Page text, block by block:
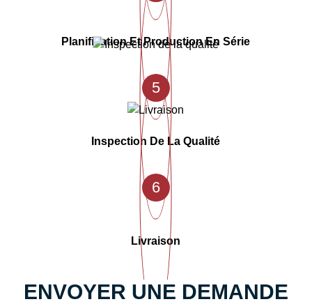
Planification Et Production En Série
5
Inspection De La Qualité
6
Livraison
ENVOYER UNE DEMANDE